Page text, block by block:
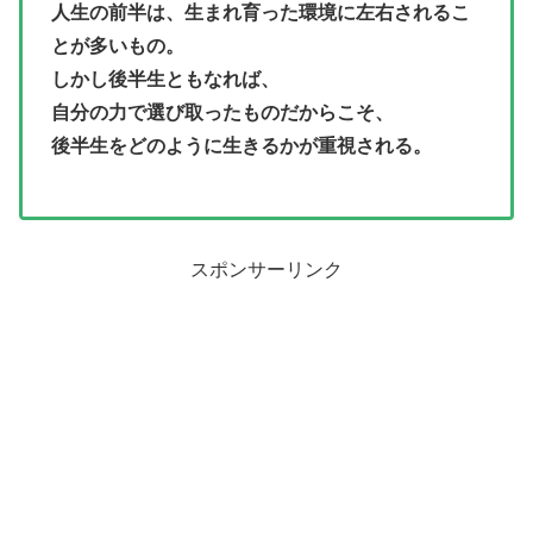
人生の前半は、生まれ育った環境に左右されるこ
とが多いもの。
しかし後半生ともなれば、
自分の力で選び取ったものだからこそ、
後半生をどのように生きるかが重視される。
スポンサーリンク